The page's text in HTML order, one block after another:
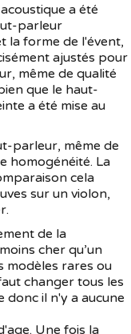
a été
parleur
la forme de l'évent,
ajustés pour
même de qualité
que le haut-
a été mise au
parleur, même de
homogénéité. La
cela
sur un violon,
de la
cher qu’un
modèles rares ou
changer tous les
donc il n'y a aucune
Une fois la